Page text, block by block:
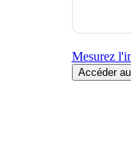
Mesurez
Accéder